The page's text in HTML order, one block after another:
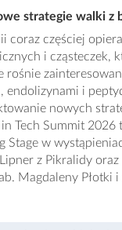
strategie walki z
coraz częściej
i cząsteczek,
rośnie
endolizynami i
nowych
Tech Summit
Stage w
z Pikralidy
Magdaleny Płotki